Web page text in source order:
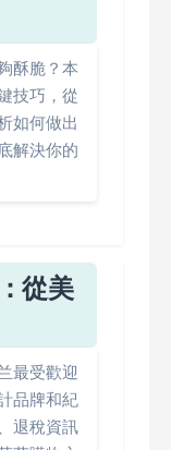
酥脆？本
技巧，從
如何做出
解決你的
從美
最受歡迎
品牌和紀
退稅資訊